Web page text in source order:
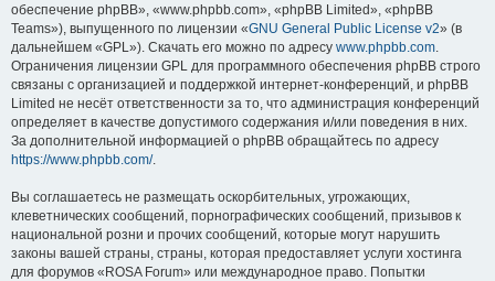
обеспечение phpBB», «www.phpbb.com», «phpBB Limited», «phpBB
Teams»), выпущенного по лицензии «GNU General Public License v2» (в
дальнейшем «GPL»). Скачать его можно по адресу www.phpbb.com.
Ограничения лицензии GPL для программного обеспечения phpBB строго
связаны с организацией и поддержкой интернет-конференций, и phpBB
Limited не несёт ответственности за то, что администрация конференций
определяет в качестве допустимого содержания и/или поведения в них.
За дополнительной информацией о phpBB обращайтесь по адресу
https://www.phpbb.com/.
Вы соглашаетесь не размещать оскорбительных, угрожающих,
клеветнических сообщений, порнографических сообщений, призывов к
национальной розни и прочих сообщений, которые могут нарушить
законы вашей страны, страны, которая предоставляет услуги хостинга
для форумов «ROSA Forum» или международное право. Попытки